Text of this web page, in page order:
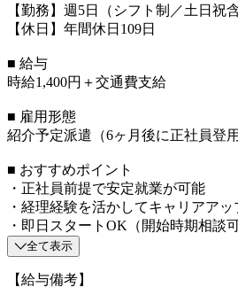
【勤務】週5日（シフト制／土日祝含
【休日】年間休日109日
■ 給与
時給1,400円＋交通費支給
■ 雇用形態
紹介予定派遣（6ヶ月後に正社員登用
■ おすすめポイント
・正社員前提で安定就業が可能
・経理経験を活かしてキャリアア
・即日スタートOK（開始時期相談可
全て表示
【給与備考】